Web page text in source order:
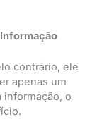
contrário, ele
apenas um
informação, o